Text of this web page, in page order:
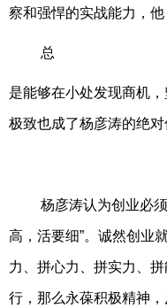
察和强悍的实战能力，他
总
是能够在小处发现商机，
极致也成了杨彦涛的绝对
杨彦涛认为创业必
高，活要细”。诚然创业
力、拼心力、拼实力、
行，那么永葆积极精神